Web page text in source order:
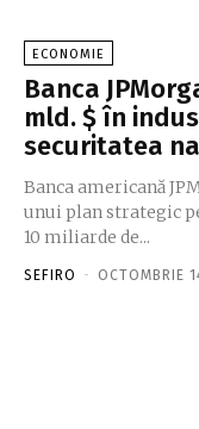
ECONOMIE
Banca
mld. $ în
securitatea
Banca americană
unui plan strategic
10 miliarde de...
SEFIRO - OCTOMBRIE